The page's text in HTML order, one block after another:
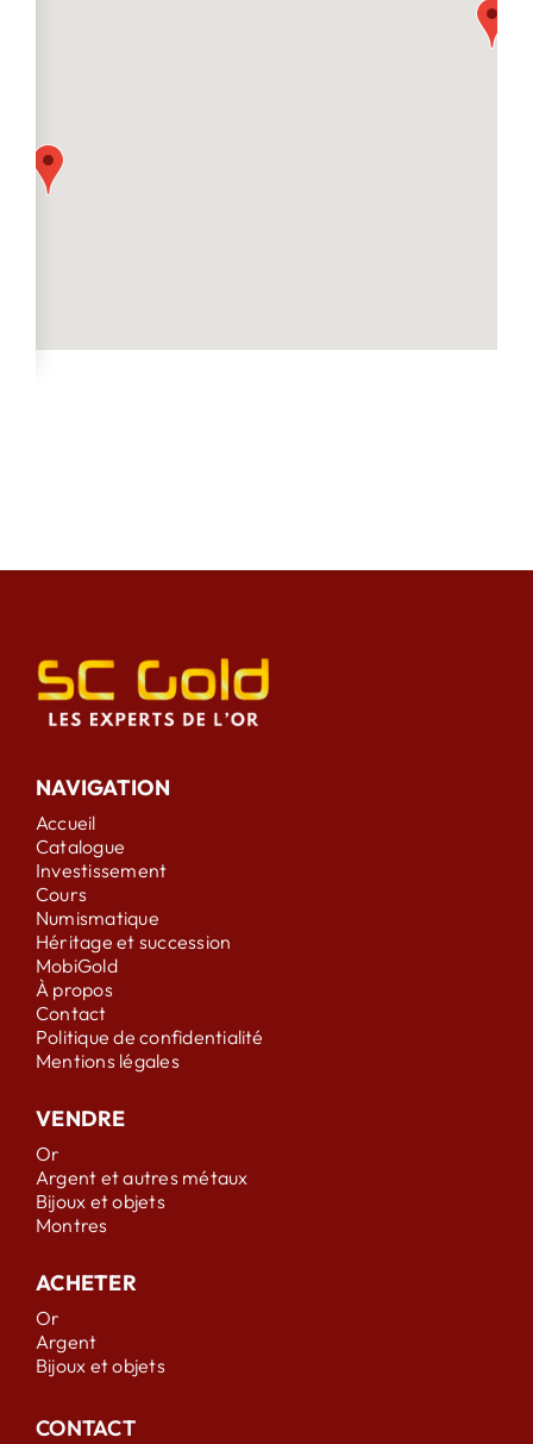
NAVIGATION
Accueil
Catalogue
Investissement
Cours
Numismatique
Héritage et succession
MobiGold
À propos
Contact
Politique de confidentialité
Mentions légales
VENDRE
Or
Argent et autres métaux
Bijoux et objets
Montres
ACHETER
Or
Argent
Bijoux et objets
CONTACT